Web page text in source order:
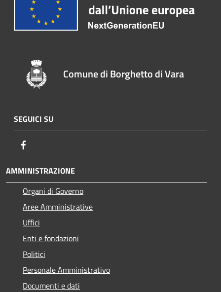
Comune di Borghetto di Vara
SEGUICI SU
AMMINISTRAZIONE
Organi di Governo
Aree Amministrative
Uffici
Enti e fondazioni
Politici
Personale Amministrativo
Documenti e dati